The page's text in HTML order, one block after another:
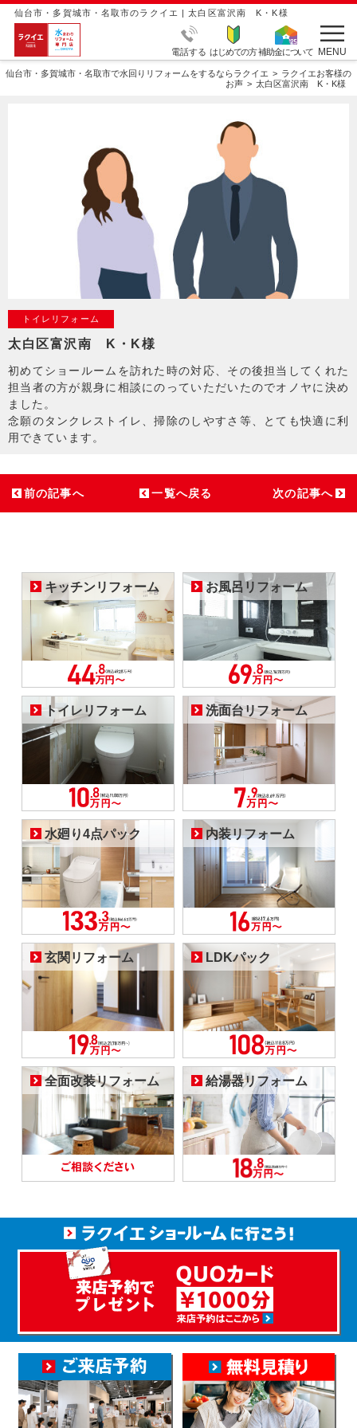
仙台市・多賀城市・名取市のラクイエ | 太白区富沢南 K・K様
電話する はじめての方補助金について MENU
仙台市・多賀城市・名取市で水回りリフォームをするならラクイエ
ラクイエお客様の
お声
太白区富沢南 K・K様
トイレリフォーム
太白区富沢南 K・K様
初めてショールームを訪れた時の対応、その後担当してくれた
担当者の方が親身に相談にのっていただいたのでオノヤに決め
ました。
念願のタンクレストイレ、掃除のしやすさ等、とても快適に利
用できています。
前の記事へ 一覧へ戻る 次の記事へ
キッチンリフォーム お風呂リフォーム
トイレリフォーム 洗面台リフォーム
水廻り4点パック 内装リフォーム
玄関リフォーム LDKパック
全面改装リフォーム 給湯器リフォーム